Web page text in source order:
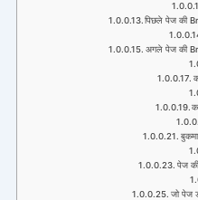
पिछले पेज की
अगले पेज की
पेज
जो पेज